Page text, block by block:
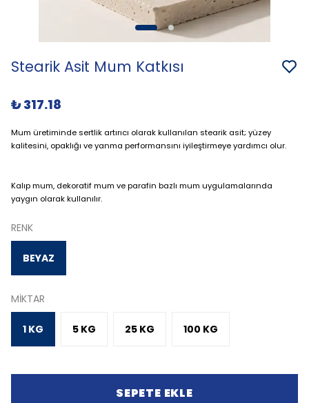
Stearik Asit Mum Katkısı
₺ 317.18
Mum üretiminde sertlik artırıcı olarak kullanılan stearik asit; yüzey
kalitesini, opaklığı ve yanma performansını iyileştirmeye yardımcı olur.
Kalıp mum, dekoratif mum ve parafin bazlı mum uygulamalarında
yaygın olarak kullanılır.
RENK
BEYAZ
MİKTAR
1 KG 5 KG 25 KG 100 KG
SEPETE EKLE